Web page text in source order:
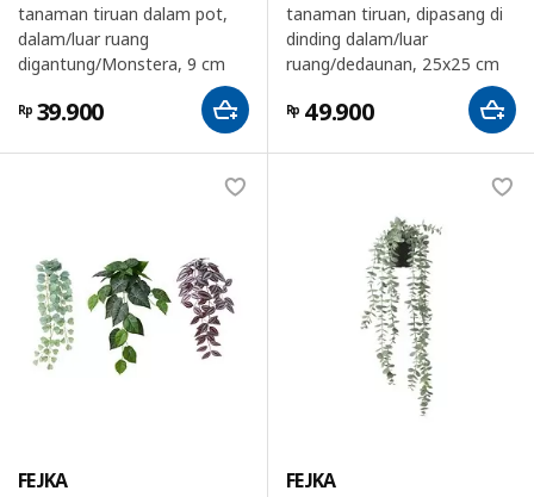
tanaman tiruan dalam pot,
dalam/luar ruang
digantung/Monstera, 9 cm
Rp 39.900
tanaman tiruan, dipasang di
dinding dalam/luar
ruang/dedaunan, 25x25 cm
Rp 49.900
FEJKA FEJKA